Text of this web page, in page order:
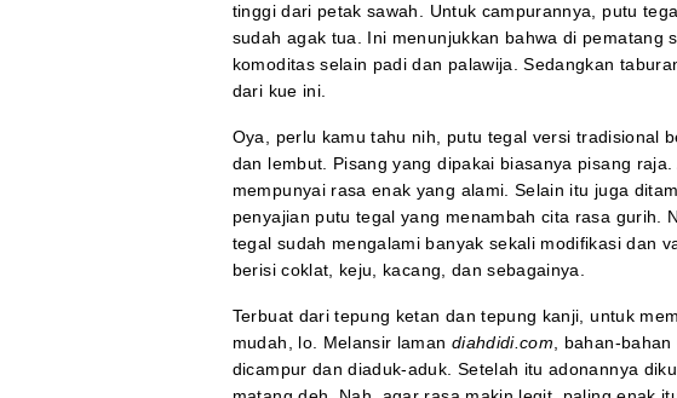
tinggi dari petak sawah. Untuk campurannya, putu
sudah agak tua. Ini menunjukkan bahwa di pematang
komoditas selain padi dan palawija. Sedangkan
dari kue ini.
Oya, perlu kamu tahu nih, putu tegal versi tradisional
dan lembut. Pisang yang dipakai biasanya pisang
mempunyai rasa enak yang alami. Selain itu juga
penyajian putu tegal yang menambah cita rasa gurih.
tegal sudah mengalami banyak sekali modifikasi dan
berisi coklat, keju, kacang, dan sebagainya.
Terbuat dari tepung ketan dan tepung kanji, untuk
mudah, lo. Melansir laman diahdidi.com , bahan-
dicampur dan diaduk-aduk. Setelah itu adonannya